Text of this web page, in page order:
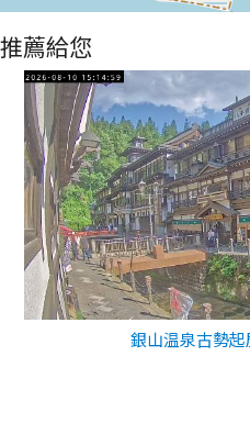
推薦給您
銀山温泉古勢